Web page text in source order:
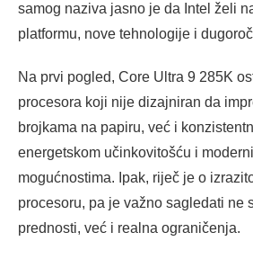
samog naziva jasno je da Intel želi
platformu, nove tehnologije i
Na prvi pogled, Core Ultra 9 285K
procesora koji nije dizajniran da
brojkama na papiru, već i
energetskom učinkovitošću i
mogućnostima. Ipak, riječ je o
procesoru, pa je važno sagledati ne
prednosti, već i realna ograničenja.